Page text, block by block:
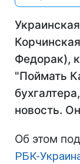
Федорак),
"Поймать
новость.
Об этом
РБК-